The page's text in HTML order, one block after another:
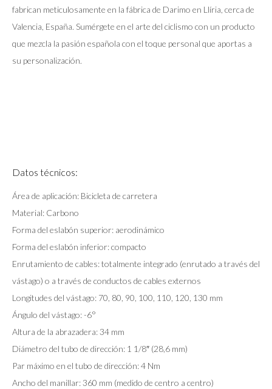
fabrican meticulosamente en la fábrica de Darimo en Llíria, cerca de
Valencia, España. Sumérgete en el arte del ciclismo con un producto
que mezcla la pasión española con el toque personal que aportas a
su personalización.
Datos técnicos:
Área de aplicación: Bicicleta de carretera
Material: Carbono
Forma del eslabón superior: aerodinámico
Forma del eslabón inferior: compacto
Enrutamiento de cables: totalmente integrado (enrutado a través del
vástago) o a través de conductos de cables externos
Longitudes del vástago: 70, 80, 90, 100, 110, 120, 130 mm
Ángulo del vástago: -6°
Altura de la abrazadera: 34 mm
Diámetro del tubo de dirección: 1 1/8″ (28,6 mm)
Par máximo en el tubo de dirección: 4 Nm
Ancho del manillar: 360 mm (medido de centro a centro)